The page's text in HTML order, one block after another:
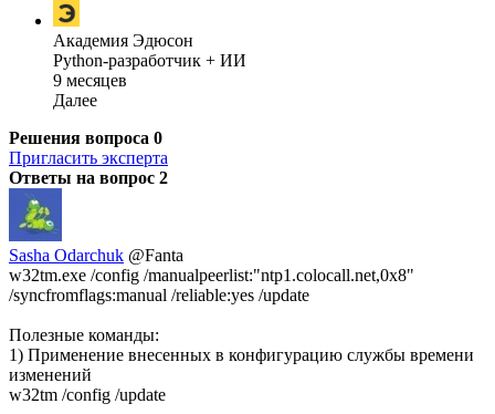
Академия Эдюсон
Python-разработчик + ИИ
9 месяцев
Далее
Решения вопроса 0
Пригласить эксперта
Ответы на вопрос 2
Sasha Odarchuk @Fanta
w32tm.exe /config /manualpeerlist:"ntp1.colocall.net,0x8"
/syncfromflags:manual /reliable:yes /update
Полезные команды:
1) Применение внесенных в конфигурацию службы времени
изменений
w32tm /config /update